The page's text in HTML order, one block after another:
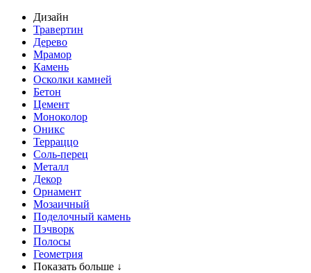
Дизайн
Травертин
Дерево
Мрамор
Камень
Осколки камней
Бетон
Цемент
Моноколор
Оникс
Терраццо
Соль-перец
Металл
Декор
Орнамент
Мозаичный
Поделочный камень
Пэчворк
Полосы
Геометрия
Показать больше ↓